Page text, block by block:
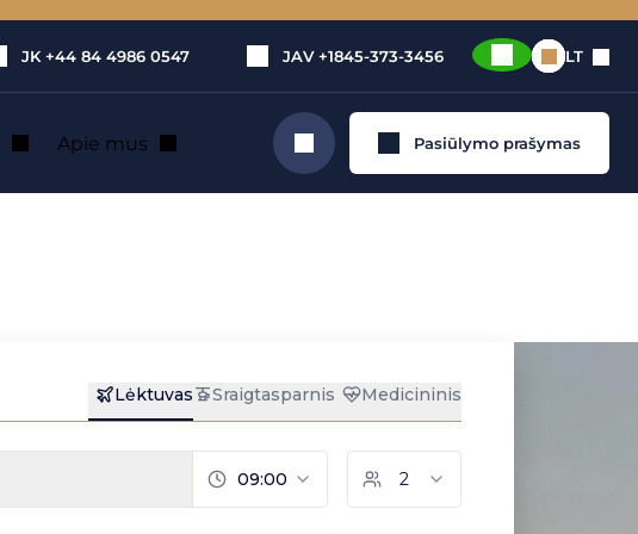
JK +44 84 4986 0547 JAV +1845-373-3456 LT
Apie mus Ieškoti Pasiūlymo prašymas